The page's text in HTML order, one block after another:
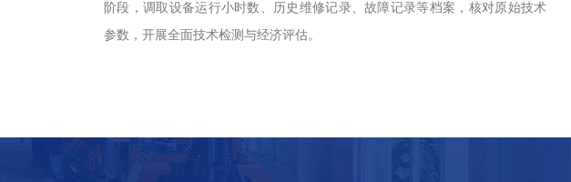
阶段，调取设备运行小时数、历史维修记录、故障记录等档案，核对原始技术
参数，开展全面技术检测与经济评估。